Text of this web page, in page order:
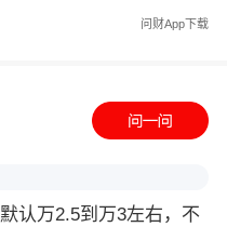
问财App下载
认万2.5到万3左右，不